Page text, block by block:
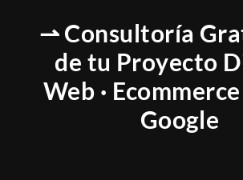
⇀ Consultoría
de tu Proyecto
Web · Ecommerce
Google